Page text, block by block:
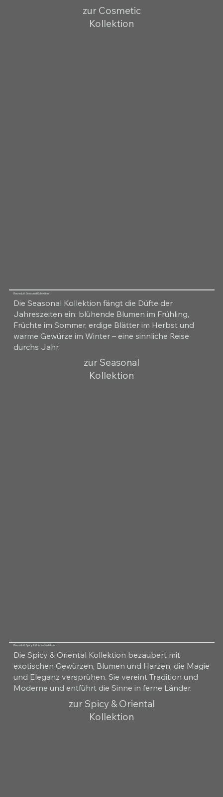
zur Cosmetic
Kollektion
Raumduft Seasonal Kollektion
Die Seasonal Kollektion fängt die Düfte der
Jahreszeiten ein: blühende Blumen im Frühling,
Früchte im Sommer, erdige Blätter im Herbst und
warme Gewürze im Winter – eine sinnliche Reise
durchs Jahr.
zur Seasonal
Kollektion
Raumduft Spicy & Oriental Kollektion
Die Spicy & Oriental Kollektion bezaubert mit
exotischen Gewürzen, Blumen und Harzen, die Magie
und Eleganz versprühen. Sie vereint Tradition und
Moderne und entführt die Sinne in ferne Länder.
zur Spicy & Oriental
Kollektion